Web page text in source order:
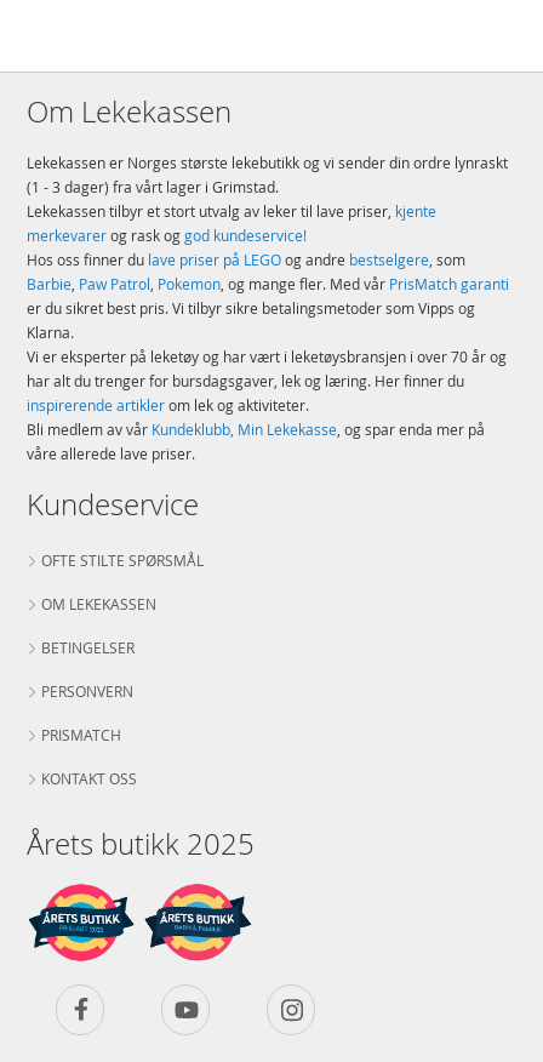
Om Lekekassen
Lekekassen er Norges største lekebutikk og vi sender din ordre lynraskt
(1 - 3 dager) fra vårt lager i Grimstad.
Lekekassen tilbyr et stort utvalg av leker til lave priser, kjente
merkevarerog rask oggod kundeservice!
Hos oss finner du lave priser på LEGOog andre bestselgere, som
Barbie, Paw Patrol, Pokemon, og mange fler. Med vår PrisMatch garanti
er du sikret best pris. Vi tilbyr sikre betalingsmetoder som Vipps og
Klarna.
Vi er eksperter på leketøy og har vært i leketøysbransjen i over 70 år og
har alt du trenger for bursdagsgaver, lek og læring. Her finner du
inspirerende artiklerom lek og aktiviteter.
Bli medlem av vår Kundeklubb, Min Lekekasse, og spar enda mer på
våre allerede lave priser.
Kundeservice
OFTE STILTE SPØRSMÅL
OM LEKEKASSEN
BETINGELSER
PERSONVERN
PRISMATCH
KONTAKT OSS
Årets butikk 2025